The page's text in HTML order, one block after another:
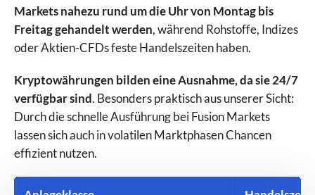
Markets nahezu rund um die Uhr von Montag bis
Freitag gehandelt werden, während Rohstoffe, Indizes
oder Aktien-CFDs feste Handelszeiten haben.
Kryptowährungen bilden eine Ausnahme, da sie 24/7
verfügbar sind. Besonders praktisch aus unserer Sicht:
Durch die schnelle Ausführung bei Fusion Markets
lassen sich auch in volatilen Marktphasen Chancen
effizient nutzen.